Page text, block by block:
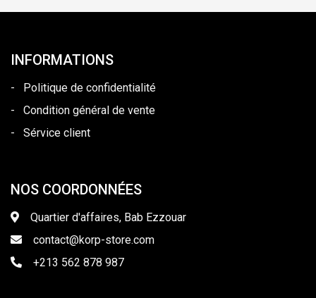
INFORMATIONS
-
Politique de confidentialité
-
Condition général de vente
-
Sérvice client
NOS COORDONNÉES
Quartier d'affaires, Bab Ezzouar
contact@korp-store.com
+213 562 878 987